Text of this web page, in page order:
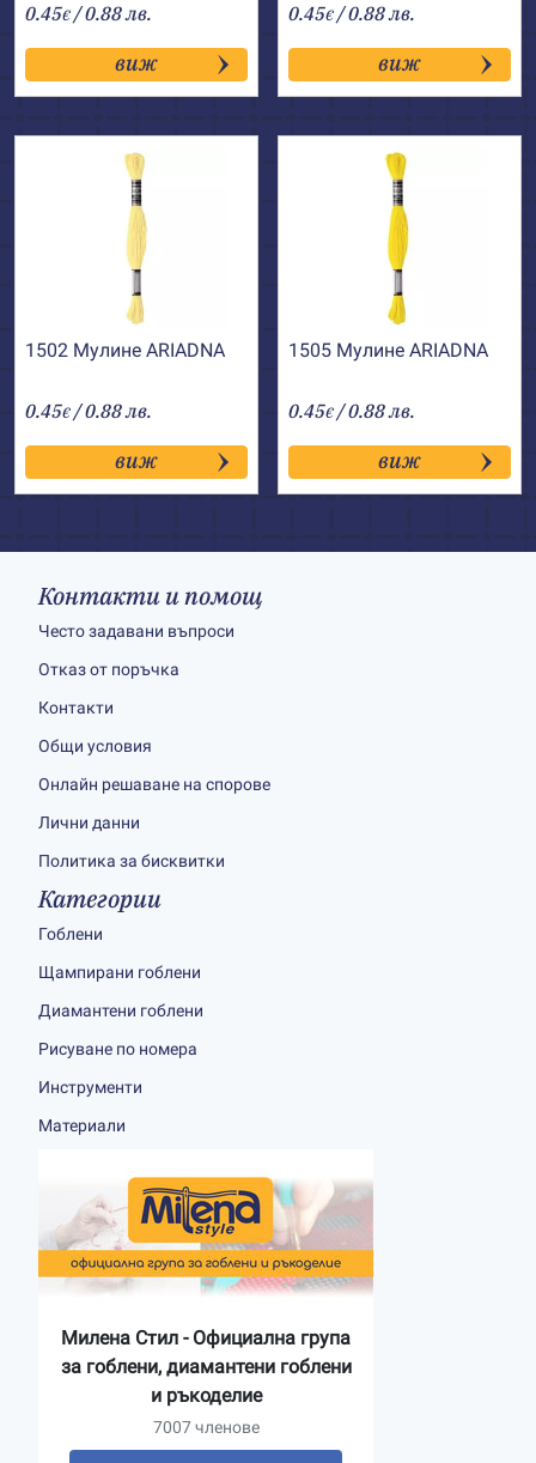
0.45€ / 0.88 лв.
виж
0.45€ / 0.88 лв.
виж
1502 Мулине АRIADNA
0.45€ / 0.88 лв.
виж
1505 Мулине АRIADNA
0.45€ / 0.88 лв.
виж
Контакти и помощ
Често задавани въпроси
Отказ от поръчка
Контакти
Общи условия
Онлайн решаване на спорове
Лични данни
Политика за бисквитки
Категории
Гоблени
Щампирани гоблени
Диамантени гоблени
Рисуване по номера
Инструменти
Материали
Милена Стил - Официална група
за гоблени, диамантени гоблени
и ръкоделие
7007 членове